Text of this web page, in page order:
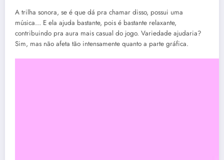
A trilha sonora, se é que dá pra chamar disso, possui uma
música… E ela ajuda bastante, pois é bastante relaxante,
contribuindo pra aura mais casual do jogo. Variedade ajudaria?
Sim, mas não afeta tão intensamente quanto a parte gráfica.